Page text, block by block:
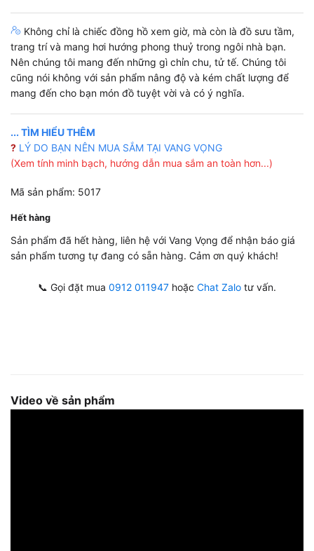
Không chỉ là chiếc đồng hồ xem giờ, mà còn là đồ sưu tầm,
trang trí và mang hơi hướng phong thuỷ trong ngôi nhà bạn.
Nên chúng tôi mang đến những gì chỉn chu, tử tế. Chúng tôi
cũng nói không với sản phẩm nâng độ và kém chất lượng để
mang đến cho bạn món đồ tuyệt vời và có ý nghĩa.
... TÌM HIỂU THÊM
? LÝ DO BẠN NÊN MUA SẮM TẠI VANG VỌNG
(Xem tính minh bạch, hướng dẫn mua sắm an toàn hơn...)
Mã sản phẩm: 5017
Hết hàng
Sản phẩm đã hết hàng, liên hệ với Vang Vọng để nhận báo giá
sản phẩm tương tự đang có sẵn hàng. Cảm ơn quý khách!
📞 Gọi đặt mua 0912 011947 hoặc Chat Zalo tư vấn.
Video về sản phẩm